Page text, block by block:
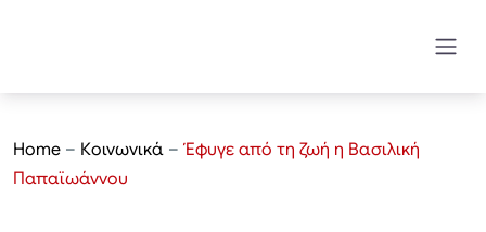
Home – Κοινωνικά – Έφυγε από τη ζωή η Βασιλική
Παπαϊωάννου